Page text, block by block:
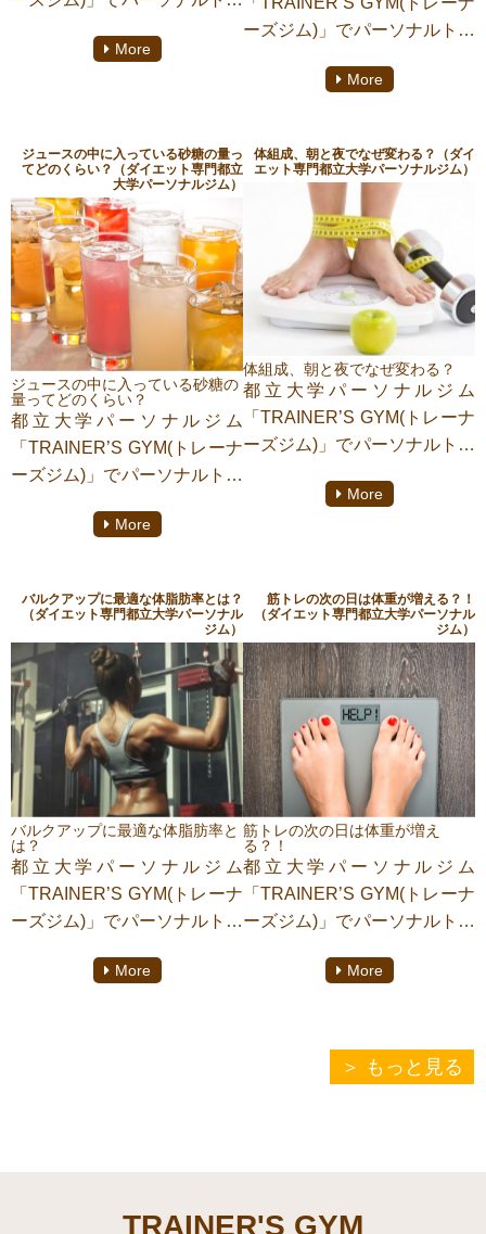
原 美佑】がご紹介致しま
食物繊維は便秘の改善や血糖
値上昇の抑制、血液中のコレ
ステロール濃度の低下などの
効果が明らかになっていま
す。
今回はその食物繊維が多い野
菜をランキングにしてみまし
た！
More
ーズジム)」でパーソナルトレ
原 美佑】がご紹介致しま
さて、皆さんココナッツはお
好きでしょうか？
ココナッツは、糖質が低いの
で糖質制限中とてもおすすめ
です。
今回はこの糖質制限中におす
すめのココナッツについて詳
しくお話ししていきます。
More
ジュースの中に入っている砂糖の量っ
てどのくらい？（ダイエット専門都立
大学パーソナルジム）
ジュースの中に入っている砂糖の
量ってどのくらい？
都立大学パーソナルジム
「TRAINER’S GYM(トレーナ
ーズジム)」でパーソナルトレ
原 美佑】がご紹介致しま
皆さんジュースは普段飲みま
ジュースの中には、思った以
上に砂糖が多く含まれていま
す。
今回はジュースの中のその砂
糖についてお話ししていきま
す。
More
体組成、朝と夜でなぜ変わる？（ダイ
エット専門都立大学パーソナルジム）
体組成、朝と夜でなぜ変わる？
都立大学パーソナルジム
「TRAINER’S GYM(トレーナ
ーズジム)」でパーソナルトレ
原 美佑】がご紹介致しま
数値が全然違う！ということ
今回は、なぜ数値が変動する
のかお話ししていきます。
More
バルクアップに最適な体脂肪率とは？
（ダイエット専門都立大学パーソナル
ジム）
バルクアップに最適な体脂肪率と
は？
都立大学パーソナルジム
「TRAINER’S GYM(トレーナ
ーズジム)」でパーソナルトレ
原 美佑】がご紹介致しま
More
筋トレの次の日は体重が増える？！
（ダイエット専門都立大学パーソナル
ジム）
筋トレの次の日は体重が増え
る？！
都立大学パーソナルジム
「TRAINER’S GYM(トレーナ
ーズジム)」でパーソナルトレ
原 美佑】がご紹介致しま
体重増加してがっかりするこ
とがありませんか？
More
もっと見る
TRAINER'S GYM